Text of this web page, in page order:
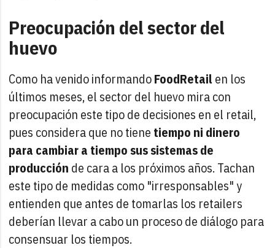
Preocupación del sector del
huevo
Como ha venido informandoFoodRetailen los
últimos meses, el sector del huevo mira con
preocupación este tipo de decisiones en el retail,
pues considera que no tiene tiempo ni dinero
para cambiar a tiempo sus sistemas de
producción de cara a los próximos años. Tachan
este tipo de medidas como "irresponsables" y
entienden que antes de tomarlas los retailers
deberían llevar a cabo un proceso de diálogo para
consensuar los tiempos.